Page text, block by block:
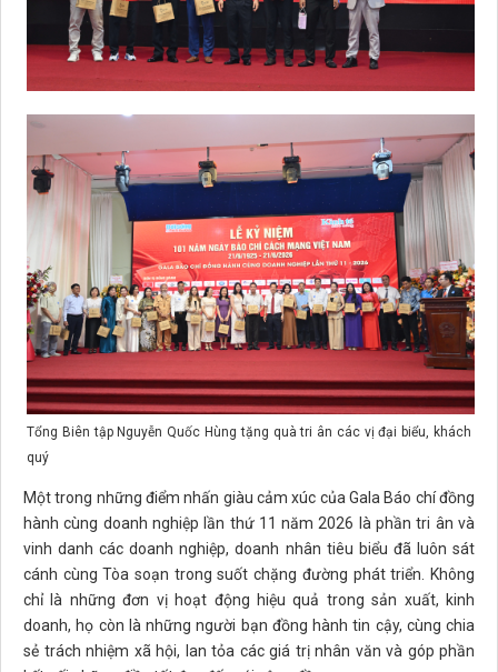
Tổng Biên tập Nguyễn Quốc Hùng tặng quà tri ân các vị đại biểu, khách
quý
Một trong những điểm nhấn giàu cảm xúc của Gala Báo chí đồng
hành cùng doanh nghiệp lần thứ 11 năm 2026 là phần tri ân và
vinh danh các doanh nghiệp, doanh nhân tiêu biểu đã luôn sát
cánh cùng Tòa soạn trong suốt chặng đường phát triển. Không
chỉ là những đơn vị hoạt động hiệu quả trong sản xuất, kinh
doanh, họ còn là những người bạn đồng hành tin cậy, cùng chia
sẻ trách nhiệm xã hội, lan tỏa các giá trị nhân văn và góp phần